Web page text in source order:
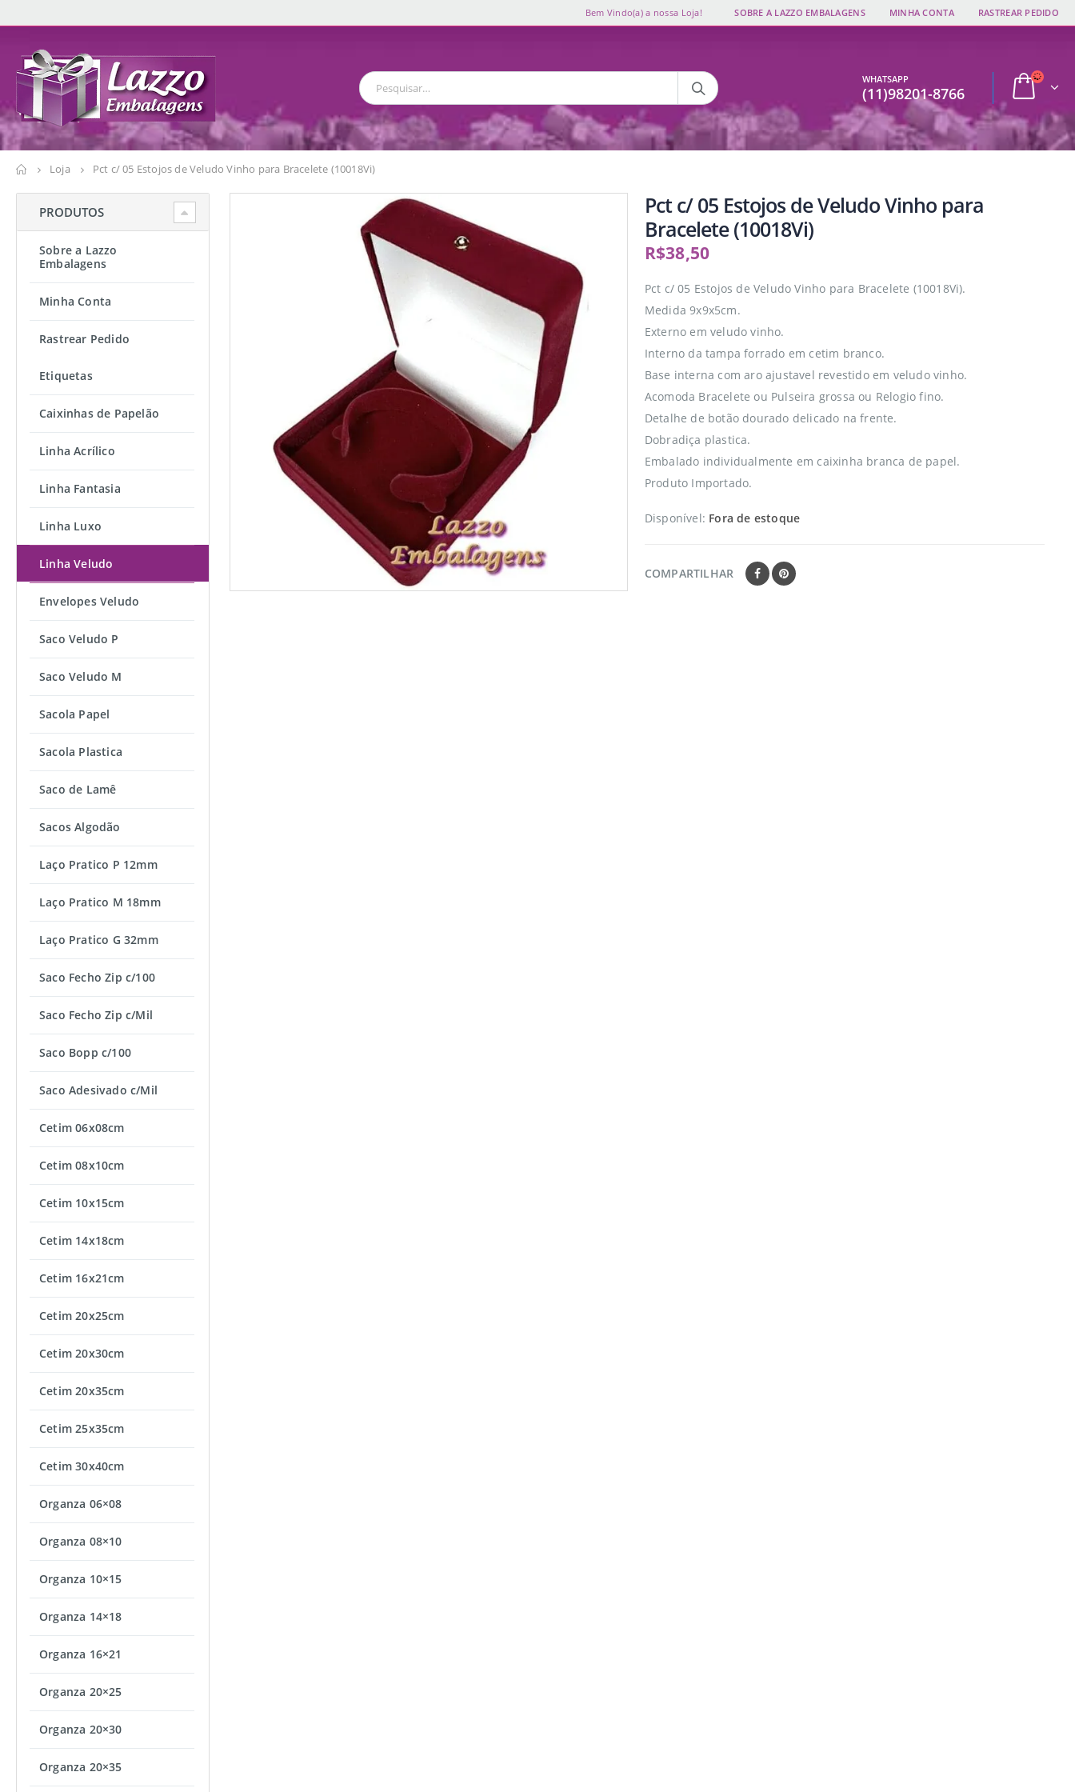
Bem Vindo(a) a nossa Loja! SOBRE A LAZZO EMBALAGENS MINHA CONTA RASTREAR PEDIDO
WHATSAPP
(11)98201-8766
Loja Pct c/ 05 Estojos de Veludo Vinho para Bracelete (10018Vi)
Pct c/ 05 Estojos de Veludo Vinho para
Bracelete (10018Vi)
R$38,50
Pct c/ 05 Estojos de Veludo Vinho para Bracelete (10018Vi).
Medida 9x9x5cm.
Externo em veludo vinho.
Interno da tampa forrado em cetim branco.
Base interna com aro ajustavel revestido em veludo vinho.
Acomoda Bracelete ou Pulseira grossa ou Relogio fino.
Detalhe de botão dourado delicado na frente.
Dobradiça plastica.
Embalado individualmente em caixinha branca de papel.
Produto Importado.
Disponível: Fora de estoque
COMPARTILHAR
PRODUTOS
Sobre a Lazzo
Embalagens
Minha Conta
Rastrear Pedido
Etiquetas
Caixinhas de Papelão
Linha Acrílico
Linha Fantasia
Linha Luxo
Linha Veludo
Envelopes Veludo
Saco Veludo P
Saco Veludo M
Sacola Papel
Sacola Plastica
Saco de Lamê
Sacos Algodão
Laço Pratico P 12mm
Laço Pratico M 18mm
Laço Pratico G 32mm
Saco Fecho Zip c/100
Saco Fecho Zip c/Mil
Saco Bopp c/100
Saco Adesivado c/Mil
Cetim 06x08cm
Cetim 08x10cm
Cetim 10x15cm
Cetim 14x18cm
Cetim 16x21cm
Cetim 20x25cm
Cetim 20x30cm
Cetim 20x35cm
Cetim 25x35cm
Cetim 30x40cm
Organza 06×08
Organza 08×10
Organza 10×15
Organza 14×18
Organza 16×21
Organza 20×25
Organza 20×30
Organza 20×35